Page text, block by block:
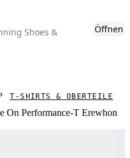
Shoes & Öffnen
T-SHIRTS & OBERTEILE
On Performance-T Erewhon